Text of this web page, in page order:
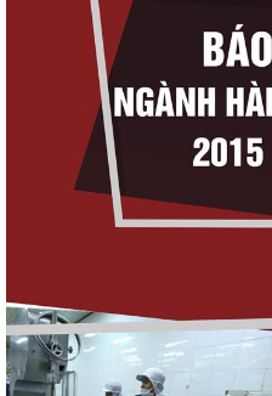
Nguồn
tiếp tục
Điểm tin
Trung
trong khi